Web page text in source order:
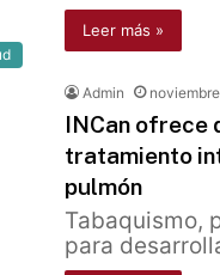
Leer más »
Admin
INCan ofrece
tratamiento
pulmón
Tabaquismo,
para